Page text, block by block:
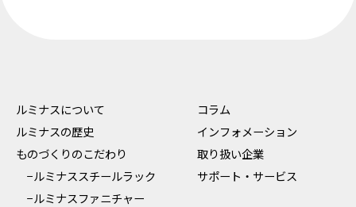
ルミナスについて
ルミナスの歴史
ものづくりのこだわり
−ルミナススチールラック
−ルミナスファニチャー
コラム
インフォメーション
取り扱い企業
サポート・サービス